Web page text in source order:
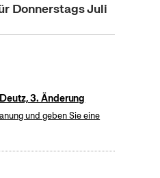
Donnerstags Juli
3. Änderung
und geben Sie eine